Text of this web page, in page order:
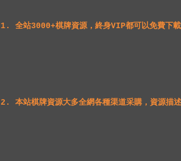
1 . 全站3000+棋牌資源，終身VIP都可以免費下
2 . 本站棋牌資源大多全網各種渠道采購，資源描